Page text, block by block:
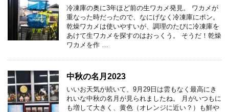
冷凍庫の奥に3年ほど前の生ワカメ発見。 ワカメが
重なった時だったので、なにげなく冷凍庫にポン。
乾燥ワカメは使いやすいが、調理のたびに冷凍庫を
あけて生ワカメを探すのはおっくう。 そうだ！乾燥
ワカメを作 …
中秋の名月2023
いいお天気が続いて、9月29日は雲もなく最高にき
れいな中秋の名月が見られましたね。 月がいつもに
も増して大きく、黄色（オレンジに近い？）も鮮や